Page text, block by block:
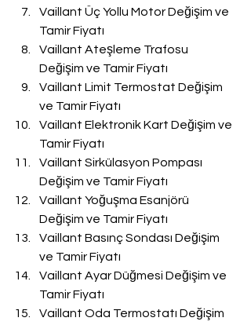
Vaillant Üç Yollu Motor Değişim ve
Tamir Fiyatı
Vaillant Ateşleme Trafosu
Değişim ve Tamir Fiyatı
Vaillant Limit Termostat Değişim
ve Tamir Fiyatı
Vaillant Elektronik Kart Değişim ve
Tamir Fiyatı
Vaillant Sirkülasyon Pompası
Değişim ve Tamir Fiyatı
Vaillant Yoğuşma Esanjörü
Değişim ve Tamir Fiyatı
Vaillant Basınç Sondası Değişim
ve Tamir Fiyatı
Vaillant Ayar Düğmesi Değişim ve
Tamir Fiyatı
Vaillant Oda Termostatı Değişim